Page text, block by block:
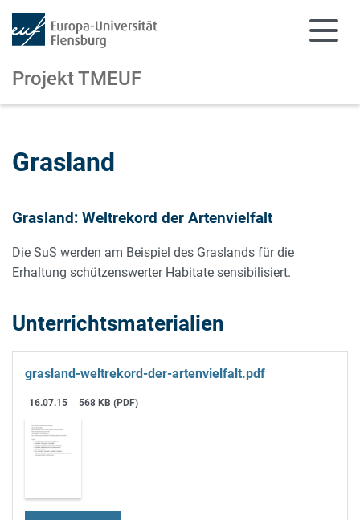
Projekt TMEUF
Grasland
Grasland: Weltrekord der Artenvielfalt
Die SuS werden am Beispiel des Graslands für die
Erhaltung schützenswerter Habitate sensibilisiert.
Unterrichtsmaterialien
grasland-weltrekord-der-artenvielfalt.pdf
16.07.15 568 KB (PDF)